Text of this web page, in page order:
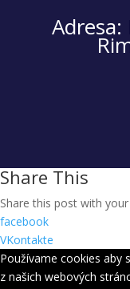
Adresa:
Share This
Share this post with
facebook
VKontakte
Používame cookies aby
z našich webových